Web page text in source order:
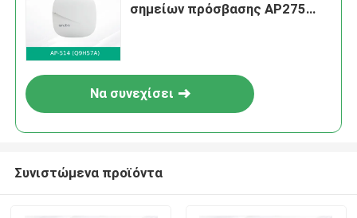
σημείων πρόσβασης AP275
Να συνεχίσει
Συνιστώμενα προϊόντα